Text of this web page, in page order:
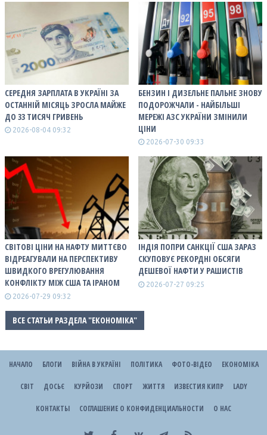
СЕРЕДНЯ ЗАРПЛАТА В УКРАЇНІ ЗА
ОСТАННІЙ МІСЯЦЬ ЗРОСЛА МАЙЖЕ
ДО 33 ТИСЯЧ ГРИВЕНЬ
2026-08-04 09:32
БЕНЗИН І ДИЗЕЛЬНЕ ПАЛЬНЕ ЗНОВУ
ПОДОРОЖЧАЛИ - НАЙБІЛЬШІ
МЕРЕЖІ АЗС УКРАЇНИ ЗМІНИЛИ
ЦІНИ
2026-07-30 09:33
СВІТОВІ ЦІНИ НА НАФТУ МИТТЄВО
ВІДРЕАГУВАЛИ НА ПЕРСПЕКТИВУ
ШВИДКОГО ВРЕГУЛЮВАННЯ
КОНФЛІКТУ МІЖ США ТА ІРАНОМ
2026-07-29 09:32
ІНДІЯ ПОПРИ САНКЦІЇ США ЗАРАЗ
СКУПОВУЄ РЕКОРДНІ ОБСЯГИ
ДЕШЕВОЇ НАФТИ У РАШИСТІВ
2026-07-27 09:25
ВСЕ СТАТЬИ РАЗДЕЛА "ЕКОНОМІКА"
НАЧАЛО БЛОГИ ВІЙНА В УКРАЇНІ ПОЛІТИКА ФОТО-ВІДЕО ЕКОНОМІКА
СВІТ ДОСЬЄ КУРЙОЗИ СПОРТ ЖИТТЯ ИЗВЕСТИЯ КИПР LADY
КОНТАКТЫ СОГЛАШЕНИЕ О КОНФИДЕНЦИАЛЬНОСТИ О НАС